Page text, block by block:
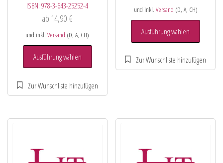
ISBN:978-3-643-25252-4
ab 14,90€
und inkl.Versand (D, A, CH)
Ausführung wählen
und inkl. Versand (D, A, CH)
Ausführung wählen